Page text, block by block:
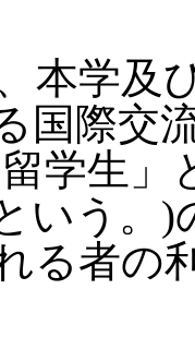
本学及
国際交
学生
いう。)
る者の